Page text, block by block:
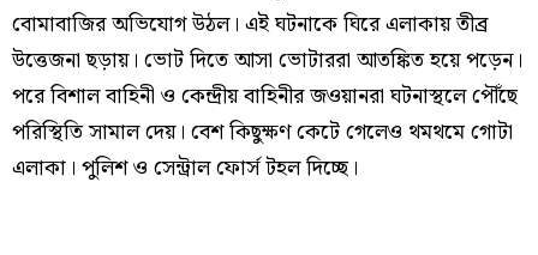
বোমাবাজির অভিযোগ উঠল। এই ঘটনাকে ঘিরে এলাকায় তীব্র
উত্তেজনা ছড়ায়। ভোট দিতে আসা ভোটাররা আতঙ্কিত হয়ে পড়েন।
পরে বিশাল বাহিনী ও কেন্দ্রীয় বাহিনীর জওয়ানরা ঘটনাস্থলে পৌঁছে
পরিস্থিতি সামাল দেয়। বেশ কিছুক্ষণ কেটে গেলেও থমথমে গোটা
এলাকা। পুলিশ ও সেন্ট্রাল ফোর্স টহল দিচ্ছে।